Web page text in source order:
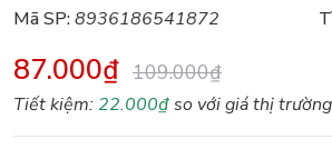
Mã SP:8936186541872
87.000₫ 109.000₫
Tiết kiệm: 22.000₫so với giá thị trường